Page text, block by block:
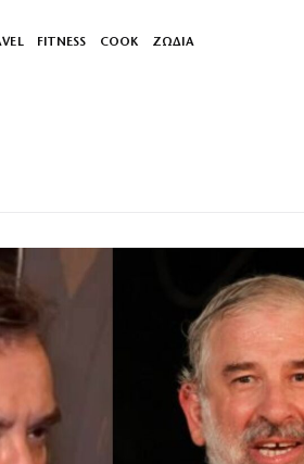
FITNESS COOK ΖΩΔΙΑ